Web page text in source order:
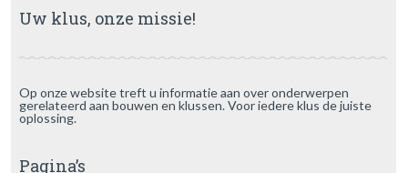
Uw klus, onze missie!
Op onze website treft u informatie aan over onderwerpen
gerelateerd aan bouwen en klussen. Voor iedere klus de juiste
oplossing.
Pagina’s